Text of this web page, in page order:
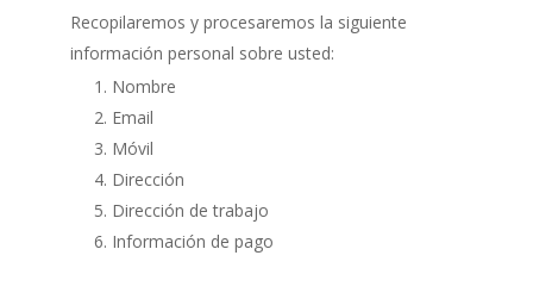
Recopilaremos y procesaremos la siguiente
información personal sobre usted:
Nombre
Email
Móvil
Dirección
Dirección de trabajo
Información de pago